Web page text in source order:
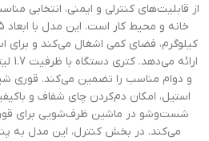
از قابلیت‌های کنترلی و ایمنی، انتخابی
کیلوگرم، فضای کمی اشغال می‌کند و برای
استیل، امکان دم‌کردن چای شفاف و
شست‌وشو در ماشین ظرف‌شویی برای قوری
می‌کند. در بخش کنترل، این مدل به